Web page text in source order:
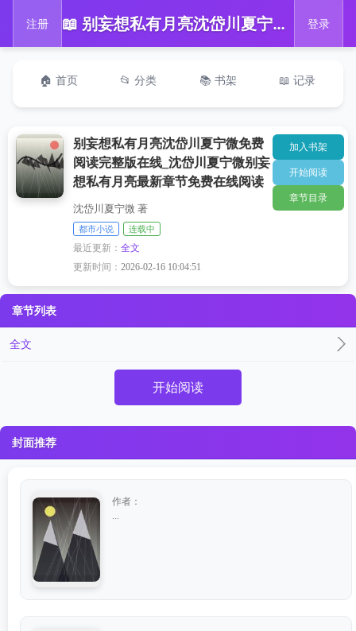
注册 📖 别妄想私有月亮沈岱川夏宁微免费阅读完整版在线_沈岱川夏宁微别妄想私有月亮最新章节免费在线阅读 登录
🏠 首页 📂 分类 📚 书架 📖 记录
别妄想私有月亮沈岱川夏宁微免费
阅读完整版在线_沈岱川夏宁微别妄
想私有月亮最新章节免费在线阅读
沈岱川夏宁微 著
都市小说 连载中
最近更新：全文
更新时间：2026-02-16 10:04:51
加入书架
开始阅读
章节目录
章节列表
全文
开始阅读
封面推荐
作者：